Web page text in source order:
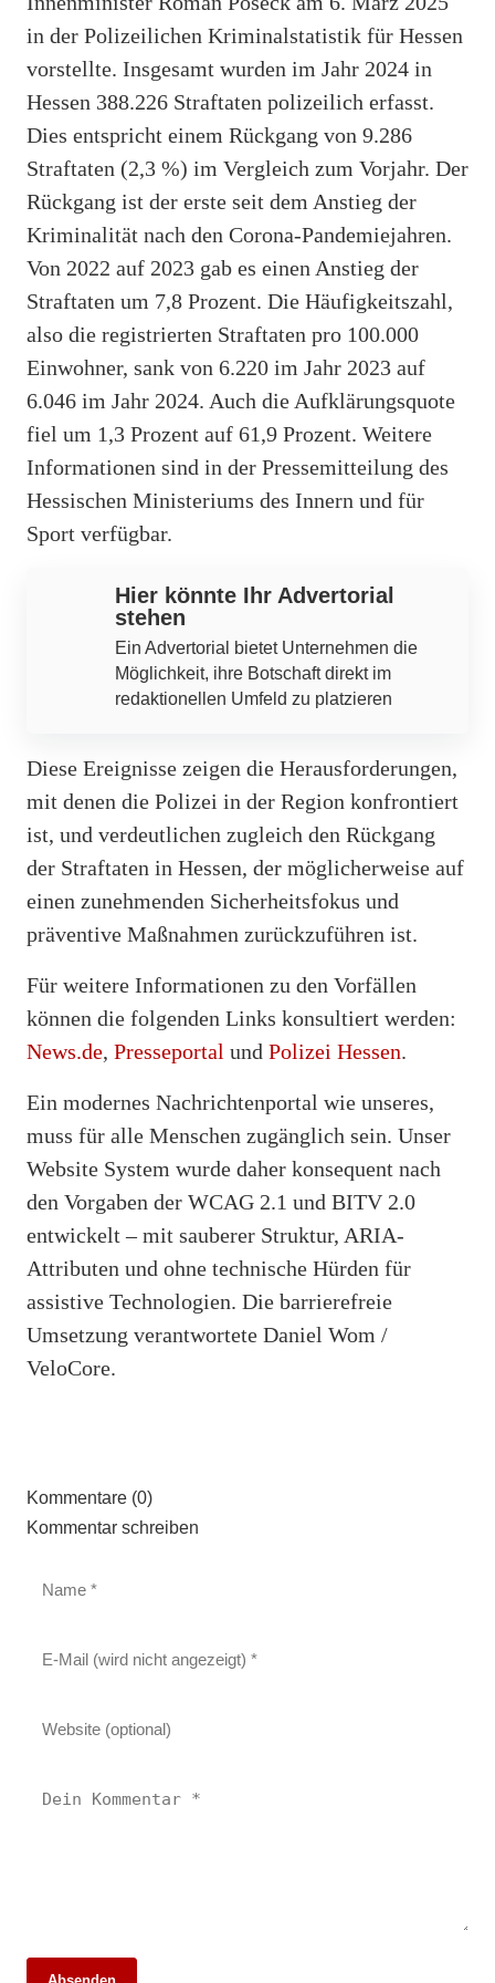
in der Polizeilichen Kriminalstatistik für Hessen
vorstellte. Insgesamt wurden im Jahr 2024 in
Hessen 388.226 Straftaten polizeilich erfasst.
Dies entspricht einem Rückgang von 9.286
Straftaten (2,3 %) im Vergleich zum Vorjahr. Der
Rückgang ist der erste seit dem Anstieg der
Kriminalität nach den Corona-Pandemiejahren.
Von 2022 auf 2023 gab es einen Anstieg der
Straftaten um 7,8 Prozent. Die Häufigkeitszahl,
also die registrierten Straftaten pro 100.000
Einwohner, sank von 6.220 im Jahr 2023 auf
6.046 im Jahr 2024. Auch die Aufklärungsquote
fiel um 1,3 Prozent auf 61,9 Prozent. Weitere
Informationen sind in der Pressemitteilung des
Hessischen Ministeriums des Innern und für
Sport verfügbar.
Hier könnte Ihr Advertorial
stehen
Ein Advertorial bietet Unternehmen die
Möglichkeit, ihre Botschaft direkt im
redaktionellen Umfeld zu platzieren
Diese Ereignisse zeigen die Herausforderungen,
mit denen die Polizei in der Region konfrontiert
ist, und verdeutlichen zugleich den Rückgang
der Straftaten in Hessen, der möglicherweise auf
einen zunehmenden Sicherheitsfokus und
präventive Maßnahmen zurückzuführen ist.
Für weitere Informationen zu den Vorfällen
können die folgenden Links konsultiert werden:
News.de, Presseportal und Polizei Hessen.
Ein modernes Nachrichtenportal wie unseres,
muss für alle Menschen zugänglich sein. Unser
Website System wurde daher konsequent nach
den Vorgaben der WCAG 2.1 und BITV 2.0
entwickelt – mit sauberer Struktur, ARIA-
Attributen und ohne technische Hürden für
assistive Technologien. Die barrierefreie
Umsetzung verantwortete Daniel Wom /
VeloCore.
Kommentare (0)
Kommentar schreiben